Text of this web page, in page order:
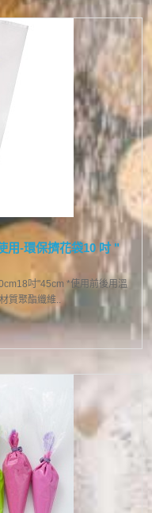
用-環保擠花袋10 吋 "
吋"45cm *使用前後用溫
質聚酯纖維..